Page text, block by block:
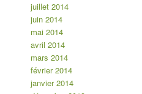
juillet 2014
juin 2014
mai 2014
avril 2014
mars 2014
février 2014
janvier 2014